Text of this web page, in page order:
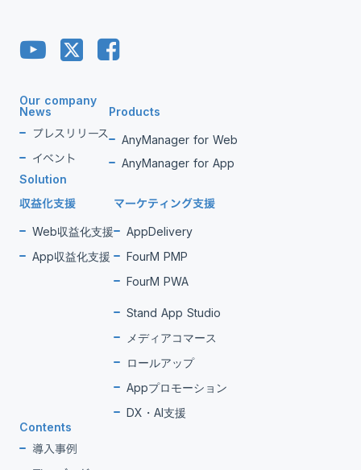
Our company
News
プレスリリース
イベント
Products
AnyManager for Web
AnyManager for App
Solution
収益化支援
Web収益化支援
App収益化支援
マーケティング支援
AppDelivery
FourM PMP
FourM PWA
Stand App Studio
メディアコマース
ロールアップ
Appプロモーション
DX・AI支援
Contents
導入事例